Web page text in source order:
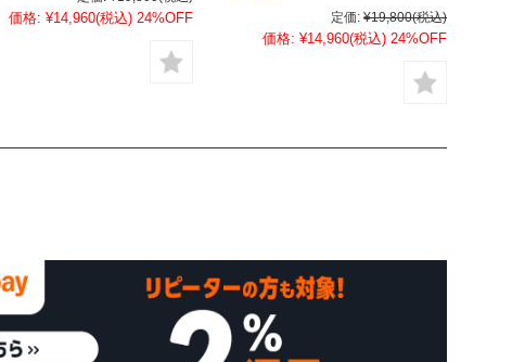
価格: ¥14,960(税込) 24%OFF 定価: ¥19,800(税込)
価格: ¥14,960(税込) 24%OFF